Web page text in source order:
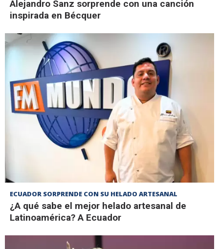
Alejandro Sanz sorprende con una canción
inspirada en Bécquer
ECUADOR SORPRENDE CON SU HELADO ARTESANAL
¿A qué sabe el mejor helado artesanal de
Latinoamérica? A Ecuador